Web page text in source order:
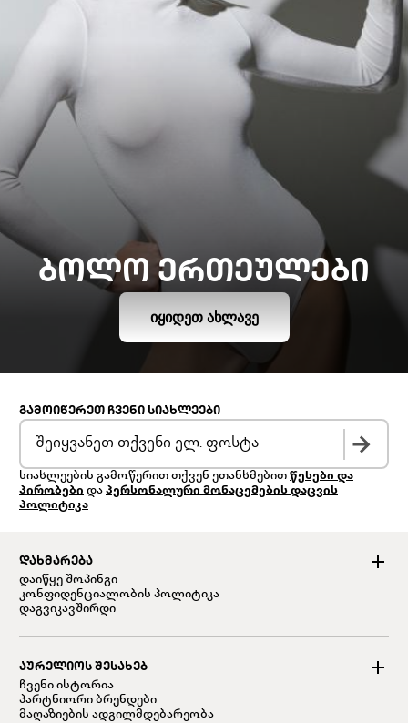
ᲑᲝᲚᲝ ᲔᲠᲗᲔᲣᲚᲔᲑᲘ
ᲘᲧᲘᲓᲔᲗ ᲐᲮᲚᲐᲕᲔ
ᲓᲐᲮᲛᲐᲠᲔᲑᲐ
დაიწყე შოპინგი
კონფიდენციალობის პოლიტიკა
დაგვიკავშირდი
ᲐᲣᲠᲔᲚᲘᲝᲡ ᲨᲔᲡᲐᲮᲔᲑ
ჩვენი ისტორია
პარტნიორი ბრენდები
მაღაზიების ადგილმდებარეობა
ᲒᲐᲛᲝᲘᲬᲔᲠᲔᲗ ᲩᲕᲔᲜᲘ ᲡᲘᲐᲮᲚᲔᲔᲑᲘ
სიახლეების გამოწერით თქვენ ეთანხმებით წესები და
პირობები და პერსონალური მონაცემების დაცვის
პოლიტიკა